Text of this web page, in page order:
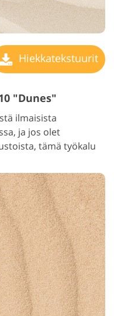
Hiekkatekstuurit
"Dunes"
ilmaisista
ja jos olet
tämä työkalu